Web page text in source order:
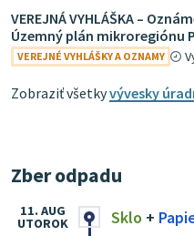
VEREJNÁ VYHLÁŠKA –
Územný plán mikroregiónu
VEREJNÉ VYHLÁŠKY A OZNAMY
Zobraziť všetkyvývesky
Zber odpadu
Sklo +
11. AUG
UTOROK